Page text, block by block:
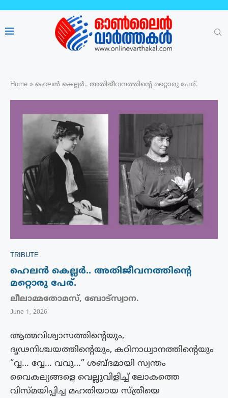
Home » ഹെലൻ കെല്ലർ.. അതിജീവനത്തിന്റെ മറ്റൊരു പേര്.
TRIBUTE
ഹെലൻ കെല്ലർ.. അതിജീവനത്തിന്റെ
മറ്റൊരു പേര്.
ലീലാമ്മതോമസ്, ബോട്സ്വാന.
June 1, 2026
ആത്മവിശ്വാസത്തിന്റെയും,
ദൃഢനിശ്ചയത്തിന്റെയും, കഠിനാധ്വാനത്തിന്റെയും
“വ്വ… വ്വേ… വവു…” ശബ്ദമായി സ്വന്തം
വൈകല്യങ്ങളെ വെല്ലുവിളിച്ച് ലോകത്തെ
വിസ്മയിപ്പിച്ച മഹതിയായ സ്ത്രീയെ